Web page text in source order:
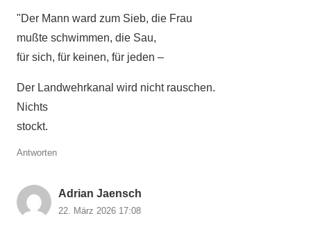
"Der Mann ward zum Sieb, die Frau
mußte schwimmen, die Sau,
für sich, für keinen, für jeden –
Der Landwehrkanal wird nicht rauschen.
Nichts
stockt.
Antworten
Adrian Jaensch
22. März 2026 17:08